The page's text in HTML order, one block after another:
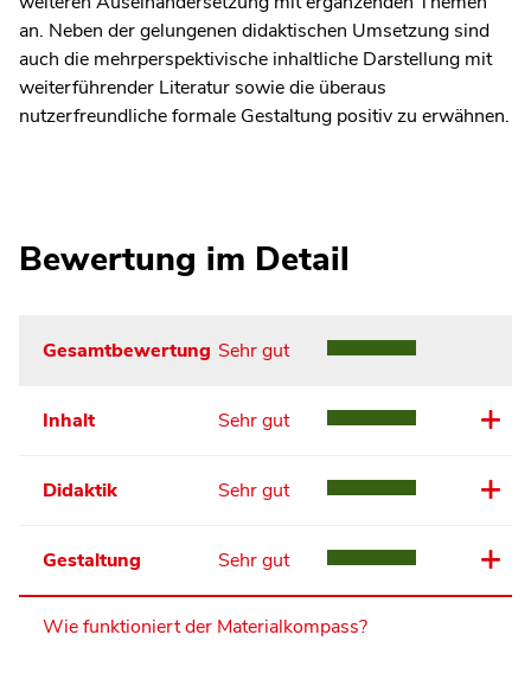
an. Neben der gelungenen didaktischen Umsetzung sind
auch die mehrperspektivische inhaltliche Darstellung mit
weiterführender Literatur sowie die überaus
nutzerfreundliche formale Gestaltung positiv zu erwähnen.
Bewertung im Detail
Gesamtbewertung Sehr gut
Inhalt Sehr gut
Didaktik Sehr gut
Gestaltung Sehr gut
Wie funktioniert der Materialkompass?